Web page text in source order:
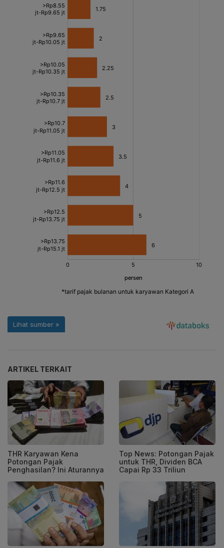
ARTIKEL TERKAIT
THR Karyawan Kena
Potongan Pajak
Penghasilan? Ini Aturannya
Top News: Potongan Pajak
untuk THR, Dividen BCA
Capai Rp 33 Triliun